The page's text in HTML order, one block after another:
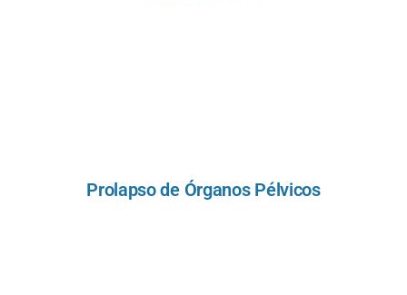
Prolapso de Órganos Pélvicos